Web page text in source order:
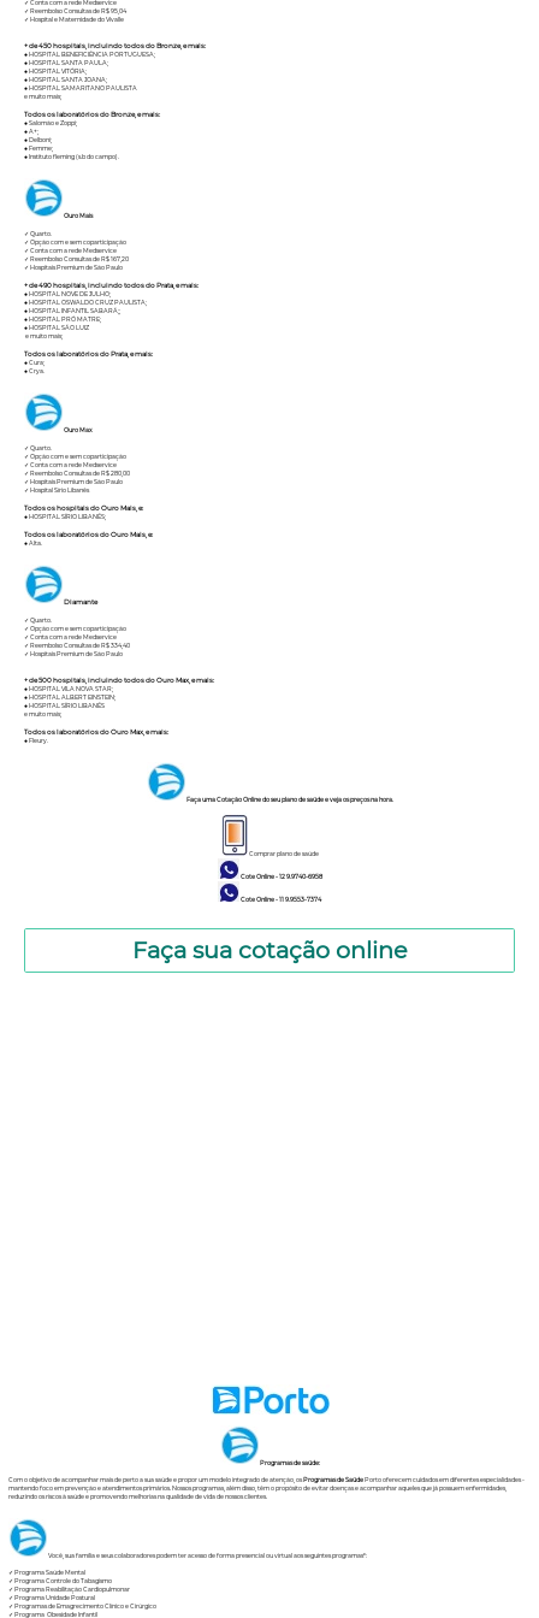
✓ Conta com a rede Medservice
✓ Reembolso Consultas de R$ 95,04
✓ Hospital e Maternidade do Vivalle
+ de 450 hospitais, incluindo todos do Bronze, e mais:
● HOSPITAL BENEFICIÊNCIA PORTUGUESA;
● HOSPITAL SANTA PAULA;
● HOSPITAL VITÓRIA;
● HOSPITAL SANTA JOANA;
● HOSPITAL SAMARITANO PAULISTA
e muito mais;
Todos os laboratórios do Bronze, e mais:
● Salomão e Zoppi;
● A+;
● Delboni;
● Femme;
● Instituto fleming (s.b do campo).
Ouro Mais
✓ Quarto.
✓ Opção com e sem coparticipação
✓ Conta com a rede Medservice
✓ Reembolso Consultas de R$ 167,20
✓ Hospitais Premium de São Paulo
+ de 490 hospitais, incluindo todos do Prata, e mais:
● HOSPITAL NOVE DE JULHO;
● HOSPITAL OSWALDO CRUZ PAULISTA;
● HOSPITAL INFANTIL SABARÁ;;
● HOSPITAL PRÓ MATRE;
● HOSPITAL SÃO LUIZ
e muito mais;
Todos os laboratórios do Prata, e mais:
● Cura;
● Crya.
Ouro Max
✓ Quarto.
✓ Opção com e sem coparticipação
✓ Conta com a rede Medservice
✓ Reembolso Consultas de R$ 280,00
✓ Hospitais Premium de São Paulo
✓ Hospital Sírio Libanês
Todos os hospitais do Ouro Mais, e:
● HOSPITAL SÍRIO LIBANÊS;
Todos os laboratórios do Ouro Mais, e:
● Alta.
Diamante
✓ Quarto.
✓ Opção com e sem coparticipação
✓ Conta com a rede Medservice
✓ Reembolso Consultas de R$ 334,40
✓ Hospitais Premium de São Paulo
+ de 500 hospitais, incluindo todos do Ouro Max, e mais:
● HOSPITAL VILA NOVA STAR;
● HOSPITAL ALBERT EINSTEIN;
● HOSPITAL SÍRIO LIBANÊS
e muito mais;
Todos os laboratórios do Ouro Max, e mais:
● Fleury.
Faça uma Cotação Online do seu plano de saúde e veja os preços na hora.
Comprar plano de saúde
Cote Online - 12 9.9740-6958
Cote Online - 11 9.9553-7374
Faça sua cotação online
Programas de saúde:
Com o objetivo de acompanhar mais de perto a sua saúde e propor um modelo integrado de atenção, osProgramas de Saúde Porto oferecem cuidados em diferentes especialidades -
mantendo foco em prevenção e atendimentos primários. Nossos programas, além disso, têm o propósito de evitar doenças e acompanhar aqueles que já possuem enfermidades,
reduzindo os riscos à saúde e promovendo melhorias na qualidade de vida de nossos clientes.
Você, sua família e seus colaboradores podem ter acesso de forma presencial ou virtual aos seguintes programas*:
✓ Programa Saúde Mental
✓ Programa Controle do Tabagismo
✓ Programa Reabilitação Cardiopulmonar
✓ Programa Unidade Postural
✓ Programas de Emagrecimento Clínico e Cirúrgico
✓ Programa Obesidade Infantil